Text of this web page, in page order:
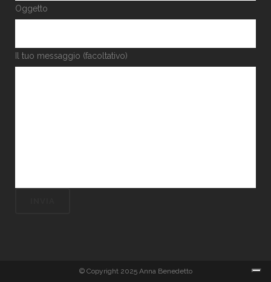
Oggetto
Il tuo messaggio (facoltativo)
© Copyright 2025 Anna Benedetto